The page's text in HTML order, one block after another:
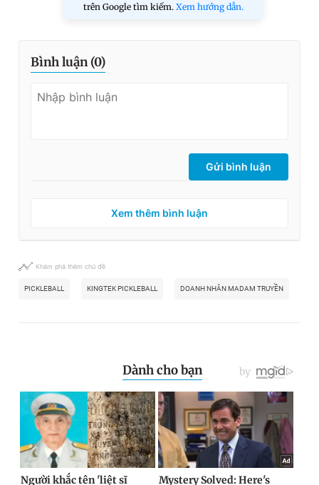
trên Google tìm kiếm. Xem hướng dẫn.
Bình luận (0)
Gửi bình luận
Xem thêm bình luận
Khám phá thêm chủ đề
PICKLEBALL KINGTEK PICKLEBALL DOANH NHÂN MADAM TRUYỀN